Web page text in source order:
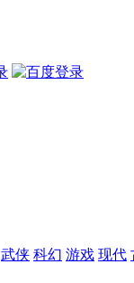
武侠 科幻 游戏 现代